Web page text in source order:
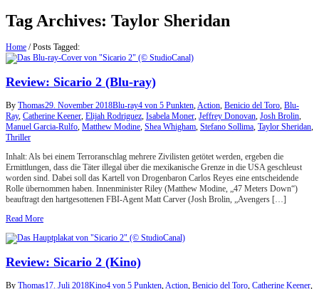
Tag Archives: Taylor Sheridan
Home /Posts Tagged:
Review: Sicario 2 (Blu-ray)
By Thomas29. November 2018Blu-ray4 von 5 Punkten,Action, Benicio del Toro, Blu-
Ray, Catherine Keener, Elijah Rodriguez, Isabela Moner, Jeffrey Donovan, Josh Brolin,
Manuel Garcia-Rulfo, Matthew Modine, Shea Whigham, Stefano Sollima, Taylor Sheridan,
Thriller
Inhalt: Als bei einem Terroranschlag mehrere Zivilisten getötet werden, ergeben die
Ermittlungen, dass die Täter illegal über die mexikanische Grenze in die USA geschleust
worden sind. Dabei soll das Kartell von Drogenbaron Carlos Reyes eine entscheidende
Rolle übernommen haben. Innenminister Riley (Matthew Modine, „47 Meters Down“)
beauftragt den hartgesottenen FBI-Agent Matt Carver (Josh Brolin, „Avengers […]
Read More
Review: Sicario 2 (Kino)
By Thomas17. Juli 2018Kino4 von 5 Punkten,Action, Benicio del Toro, Catherine Keener,